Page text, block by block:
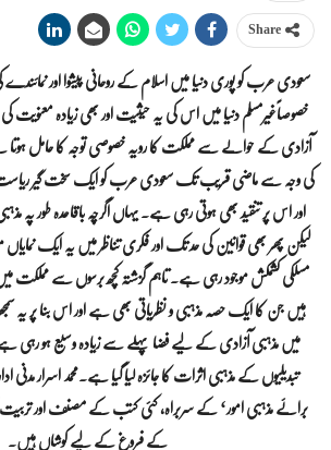
Share
سعودی عرب کو پوری دنیا میں اسلام کے روحانی پیشوا اور
خصوصاًغیرمسلم دنیا میں اس کی یہ حیثیت اور بھی زیادہ
آزادی کے حوالے سے مملکت کا رویہ خصوصی توجہ کا حامل ہوتا
کی وجہ سے ماضی قریب تک سعودی عرب کو ایک سخت گیر ریاست
اور اس پر تنقید بھی ہوتی رہی ہے۔ یہاں اگرچہ باقاعدہ طور پہ
لیکن پھر بھی قوانین کی حد تک اور فکری تناظر میں یہ ایک
مسلکی کشمکش موجود رہی ہے۔ تاہم گزشتہ کچھ برسوں سے مملکت میں
ہیں جن کا ایک حصہ مذہبی و نظریاتی بھی ہے اور اس بنا پر یہ
میں مذہبی آزادی کے لیے فضا پہلے سے زیادہ وسیع ہو رہی
تبدیلیوں کے مذہبی اثرات کا جائزہ لیا گیا ہے۔محمد اسرار مدنی
برائے مذہبی امور‘ کے سربراہ، کئی کتب کے مصنف اور تربیت
کے فروغ کے لیے کوشاں ہیں۔